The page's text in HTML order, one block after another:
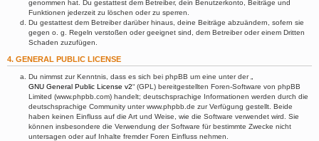
genommen hat. Du gestattest dem Betreiber, dein Benutzerkonto, Beiträge und
Funktionen jederzeit zu löschen oder zu sperren.
Du gestattest dem Betreiber darüber hinaus, deine Beiträge abzuändern, sofern sie
gegen o. g. Regeln verstoßen oder geeignet sind, dem Betreiber oder einem Dritten
Schaden zuzufügen.
4. GENERAL PUBLIC LICENSE
Du nimmst zur Kenntnis, dass es sich bei phpBB um eine unter der „
GNU General Public License v2“ (GPL) bereitgestellten Foren-Software von phpBB
Limited (www.phpbb.com) handelt; deutschsprachige Informationen werden durch die
deutschsprachige Community unter www.phpbb.de zur Verfügung gestellt. Beide
haben keinen Einfluss auf die Art und Weise, wie die Software verwendet wird. Sie
können insbesondere die Verwendung der Software für bestimmte Zwecke nicht
untersagen oder auf Inhalte fremder Foren Einfluss nehmen.